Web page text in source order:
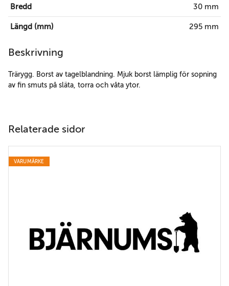
Bredd 30 mm
Längd (mm) 295 mm
Beskrivning
Trärygg. Borst av tagelblandning. Mjuk borst lämplig för sopning
av fin smuts på släta, torra och våta ytor.
Relaterade sidor
VARUMÄRKE